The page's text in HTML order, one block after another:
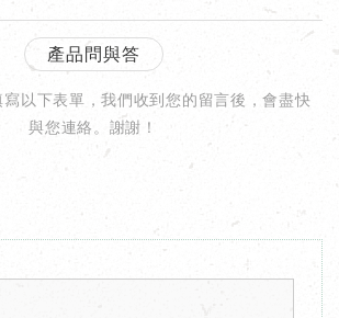
產品問與答
以下表單，我們收到您的留言後，會盡快
與您連絡。謝謝！